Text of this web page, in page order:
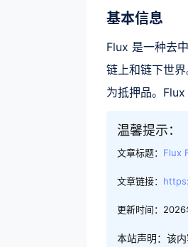
基本信息
Flux 是一种去
链上和链下世
为抵押品。
温馨提示：
文章标题： Flux
文章链接：
更新时间：2026
本站声明：该